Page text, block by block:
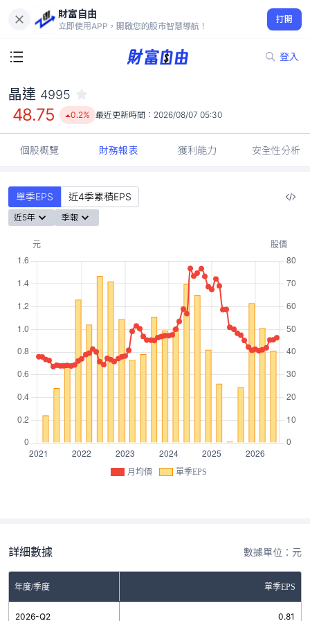
財富自由
立即使用APP，開啟您的股市智慧導航！
打開
登入
48.75
0.2%
晶達 4995
48.75 0.2% 最近更新時間： 2026/08/07 05:30
個股概覽 財務報表 獲利能力 安全性分析
單季EPS 近4季累積EPS
近5年 季報
月均價 單季EPS
詳細數據 數據單位：元
年度/季度 單季EPS
2026-Q2 0.81